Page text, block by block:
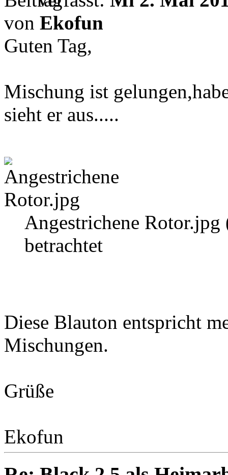
von Ekofun
Guten Tag,
Mischung ist
sieht er aus.....
Angestrichene
betrachtet
Diese Blauton entspricht
Mischungen.
Grüße
Ekofun